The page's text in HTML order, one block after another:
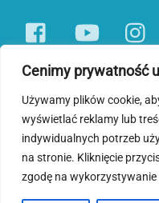
Cenimy prywatność
Używamy plików cookie,
wyświetlać reklamy lub
indywidualnych potrzeb
na stronie. Kliknięcie
zgodę na
Facebook YouTube
Pobyty tematyczne
Polityka prywatności i
©Crete Your Life2026
Wykonanie serwisu